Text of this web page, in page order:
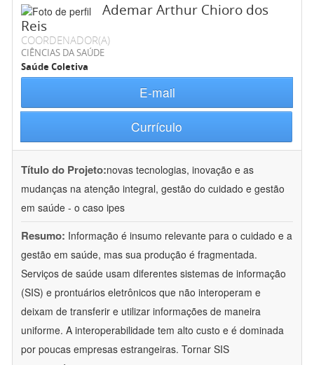
Ademar Arthur Chioro dos
Reis
COORDENADOR(A)
CIÊNCIAS DA SAÚDE
Saúde Coletiva
E-mail
Currículo
Título do Projeto:novas tecnologias, inovação e as
mudanças na atenção integral, gestão do cuidado e gestão
em saúde - o caso ipes
Resumo: Informação é insumo relevante para o cuidado e a
gestão em saúde, mas sua produção é fragmentada.
Serviços de saúde usam diferentes sistemas de informação
(SIS) e prontuários eletrônicos que não interoperam e
deixam de transferir e utilizar informações de maneira
uniforme. A interoperabilidade tem alto custo e é dominada
por poucas empresas estrangeiras. Tornar SIS